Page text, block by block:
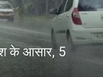
के आसार, 5